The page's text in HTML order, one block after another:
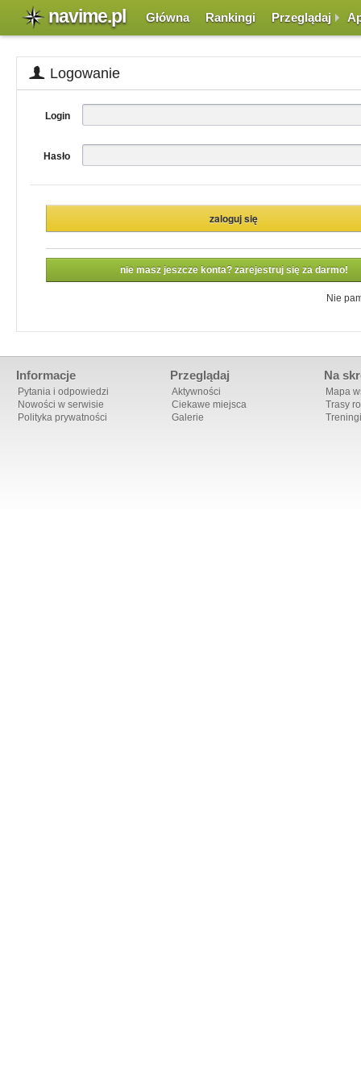
navime.pl Główna Rankingi Przeglądaj
Logowanie
Login
Hasło
nie masz jeszcze konta? zarejestruj się za darmo!
Nie
Informacje
Pytania i odpowiedzi
Nowości w serwisie
Polityka prywatności
Przeglądaj
Aktywności
Ciekawe miejsca
Galerie
Na
Mapa
Trasy